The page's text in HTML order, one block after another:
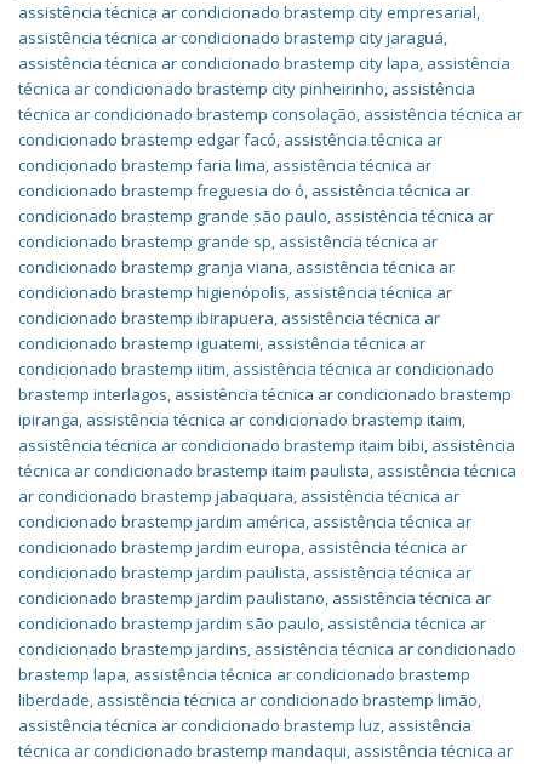
assistência técnica ar condicionado brastemp city empresarial,
assistência técnica ar condicionado brastemp city jaraguá,
assistência técnica ar condicionado brastemp city lapa, assistência
técnica ar condicionado brastemp city pinheirinho, assistência
técnica ar condicionado brastemp consolação, assistência técnica ar
condicionado brastemp edgar facó, assistência técnica ar
condicionado brastemp faria lima, assistência técnica ar
condicionado brastemp freguesia do ó, assistência técnica ar
condicionado brastemp grande são paulo, assistência técnica ar
condicionado brastemp grande sp, assistência técnica ar
condicionado brastemp granja viana, assistência técnica ar
condicionado brastemp higienópolis, assistência técnica ar
condicionado brastemp ibirapuera, assistência técnica ar
condicionado brastemp iguatemi, assistência técnica ar
condicionado brastemp iitim, assistência técnica ar condicionado
brastemp interlagos, assistência técnica ar condicionado brastemp
ipiranga, assistência técnica ar condicionado brastemp itaim,
assistência técnica ar condicionado brastemp itaim bibi, assistência
técnica ar condicionado brastemp itaim paulista, assistência técnica
ar condicionado brastemp jabaquara, assistência técnica ar
condicionado brastemp jardim américa, assistência técnica ar
condicionado brastemp jardim europa, assistência técnica ar
condicionado brastemp jardim paulista, assistência técnica ar
condicionado brastemp jardim paulistano, assistência técnica ar
condicionado brastemp jardim são paulo, assistência técnica ar
condicionado brastemp jardins, assistência técnica ar condicionado
brastemp lapa, assistência técnica ar condicionado brastemp
liberdade, assistência técnica ar condicionado brastemp limão,
assistência técnica ar condicionado brastemp luz, assistência
técnica ar condicionado brastemp mandaqui, assistência técnica ar